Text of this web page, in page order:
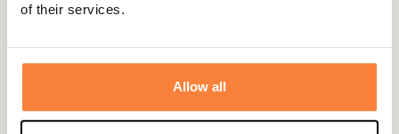
of their services.
Allow all
une très grande résistance à l'abrasion. Des renforts en
Il s'agit d'une veste de chasse très technique faite pour
intérieure en maille assure une grande respirabilité.